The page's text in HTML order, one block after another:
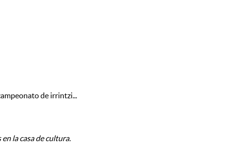
de irrintzi...
la casa de cultura.